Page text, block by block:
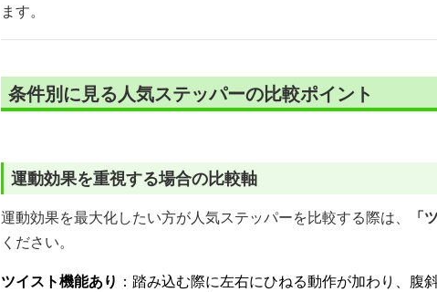
ます。
条件別に見る人気ステッパーの比較ポイント
運動効果を重視する場合の比較軸
運動効果を最大化したい方が人気ステッパーを比較する際は、 「
ください。
ツイスト機能あり ：踏み込む際に左右にひねる動作が加わり、腹